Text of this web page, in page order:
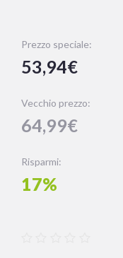
Prezzo speciale:
53,94€
Vecchio prezzo:
64,99€
Risparmi:
17%